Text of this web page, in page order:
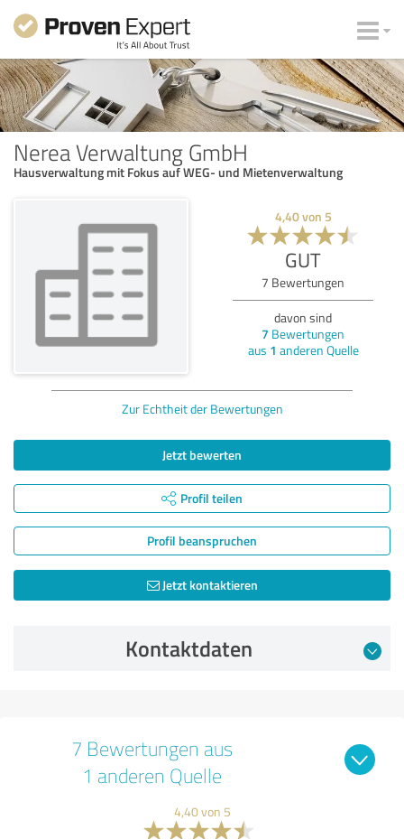
Nerea Verwaltung GmbH
Hausverwaltung mit Fokus auf WEG- und Mietenverwaltung
4,40von 5
GUT
7 Bewertungen
davon sind
7 Bewertungen
aus 1 anderen Quelle
Zur Echtheit der Bewertungen
Jetzt bewerten
Profil teilen
Profil beanspruchen
Jetzt kontaktieren
Kontaktdaten
7 Bewertungen aus
1 anderen Quelle
4,40 von 5